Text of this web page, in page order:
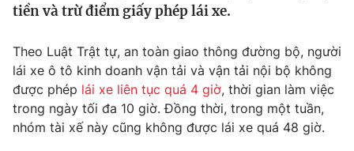
Tin tức
Câu chuyện quốc tế
Tài chính
Thị trường
Góc doanh nghiệp
Dữ liệu và đời sống
Truyền hình
tiền và trừ điểm giấy phép lái xe.
Theo Luật Trật tự, an toàn giao thông đường bộ, người
lái xe ô tô kinh doanh vận tải và vận tải nội bộ không
được phép lái xe liên tục quá 4 giờ, thời gian làm việc
trong ngày tối đa 10 giờ. Đồng thời, trong một tuần,
nhóm tài xế này cũng không được lái xe quá 48 giờ.